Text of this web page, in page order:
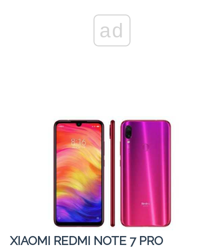
ad
XIAOMI REDMI NOTE 7 PRO